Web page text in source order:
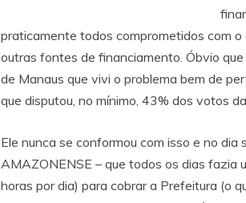
praticamente todos comprometidos com
outras fontes de financiamento. Óbvio
de Manaus que vivi o problema bem de
que disputou, no mínimo, 43% dos votos
Ele nunca se conformou com isso e no
AMAZONENSE – que todos os dias fazia
horas por dia) para cobrar a Prefeitura (o